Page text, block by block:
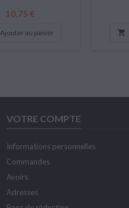
Prix
10,75 €
Ajouter au panier 
VOTRE COMPTE
Informations personnelles
Commandes
Avoirs
Adresses